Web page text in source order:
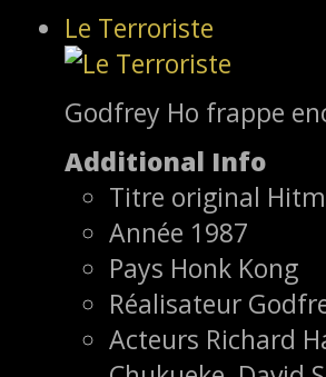
Le Terroriste
Godfrey Ho frappe
Additional Info
Titre original
Année 1987
Pays Honk Kong
Réalisateur
Acteurs Richard